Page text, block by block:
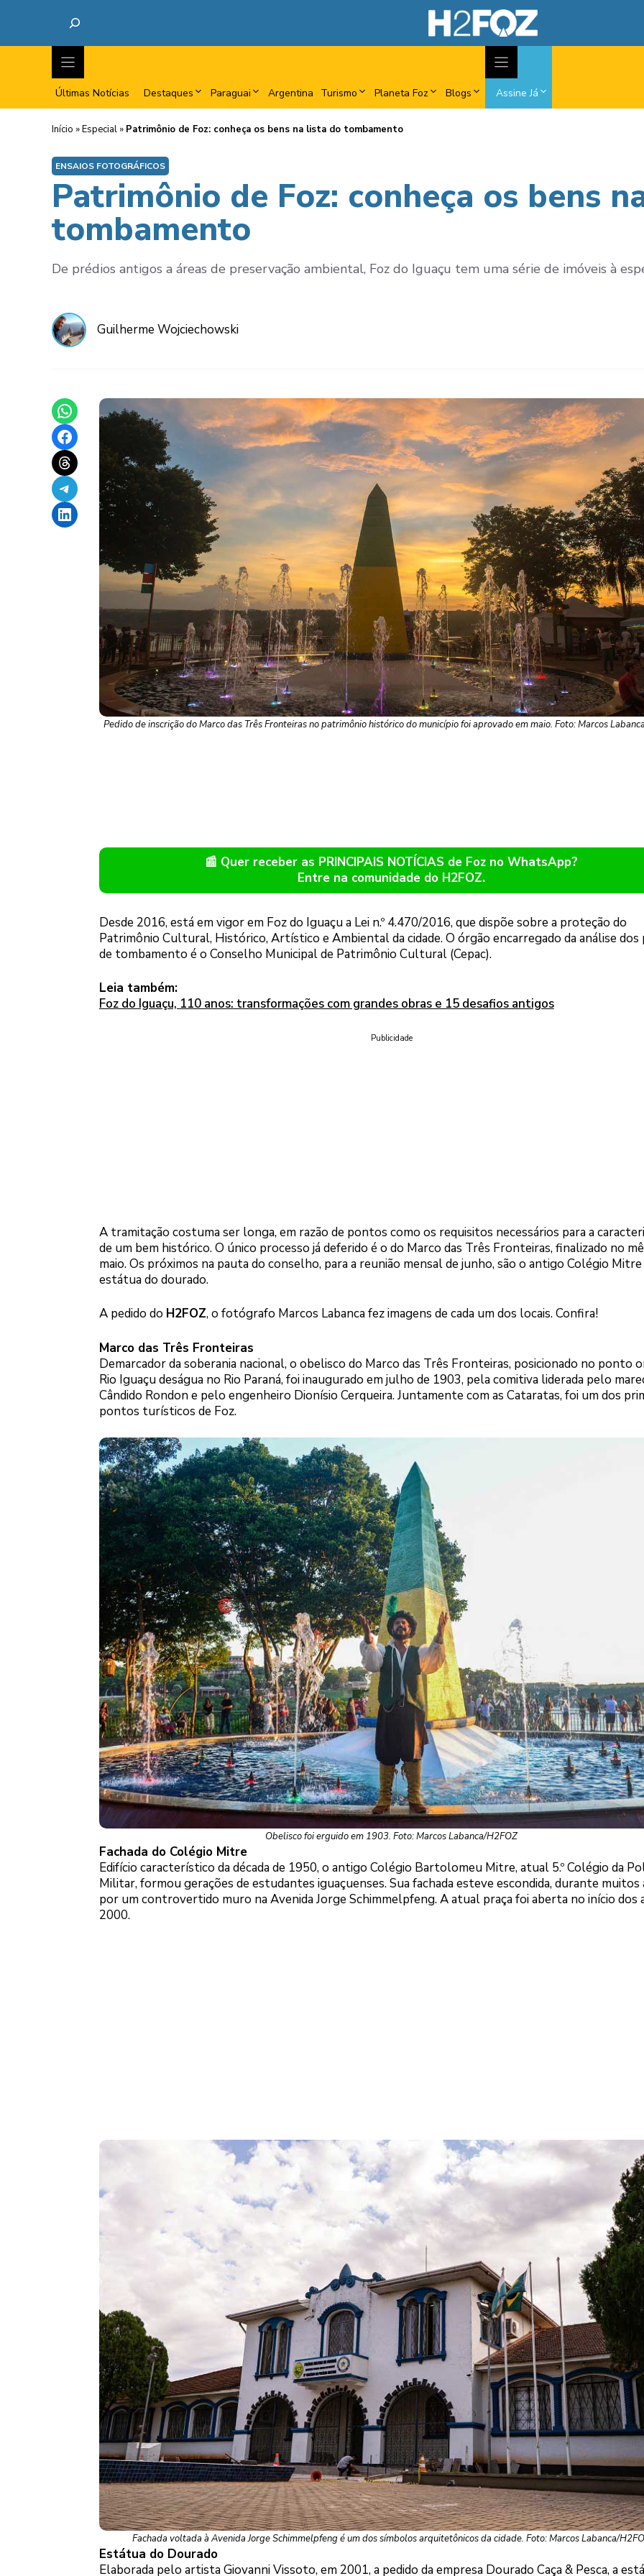
Últimas Notícias Destaques Paraguai Argentina Turismo Planeta Foz Blogs Assine Já
Início »Especial » Patrimônio de Foz: conheça os bens na lista do tombamento
ENSAIOS FOTOGRÁFICOS
Patrimônio de Foz: conheça os bens
tombamento
De prédios antigos a áreas de preservação ambiental, Foz do Iguaçu tem uma série de imóveis à
Guilherme Wojciechowski
Share on WhatsApp
Share on Facebook
Share on Threads
Share on Telegram
Share on LinkedIn
Pedido de inscrição do Marco das Três Fronteiras no patrimônio histórico do município foi aprovado em maio. Foto: Marcos
📰 Quer receber as PRINCIPAIS NOTÍCIAS de Foz no WhatsApp?
Entre na comunidade do H2FOZ.
Desde 2016, está em vigor em Foz do Iguaçu a Lei n.º 4.470/2016, que dispõe sobre a proteção do
Patrimônio Cultural, Histórico, Artístico e Ambiental da cidade. O órgão encarregado da análise dos
de tombamento é o Conselho Municipal de Patrimônio Cultural (Cepac).
Leia também:
Foz do Iguaçu, 110 anos: transformações com grandes obras e 15 desafios antigos
Publicidade
A tramitação costuma ser longa, em razão de pontos como os requisitos necessários para a
de um bem histórico. O único processo já deferido é o do Marco das Três Fronteiras, finalizado no
maio. Os próximos na pauta do conselho, para a reunião mensal de junho, são o antigo Colégio Mitre
estátua do dourado.
A pedido do H2FOZ, o fotógrafo Marcos Labanca fez imagens de cada um dos locais. Confira!
Marco das Três Fronteiras
Demarcador da soberania nacional, o obelisco do Marco das Três Fronteiras, posicionado no ponto
Rio Iguaçu deságua no Rio Paraná, foi inaugurado em julho de 1903, pela comitiva liderada pelo
Cândido Rondon e pelo engenheiro Dionísio Cerqueira. Juntamente com as Cataratas, foi um dos
pontos turísticos de Foz.
Obelisco foi erguido em 1903. Foto: Marcos Labanca/H2FOZ
Fachada do Colégio Mitre
Edifício característico da década de 1950, o antigo Colégio Bartolomeu Mitre, atual 5.º Colégio da
Militar, formou gerações de estudantes iguaçuenses. Sua fachada esteve escondida, durante muitos
por um controvertido muro na Avenida Jorge Schimmelpfeng. A atual praça foi aberta no início dos
2000.
Fachada voltada à Avenida Jorge Schimmelpfeng é um dos símbolos arquitetônicos da cidade. Foto: Marcos Labanca/
Estátua do Dourado
Elaborada pelo artista Giovanni Vissoto, em 2001, a pedido da empresa Dourado Caça & Pesca, a